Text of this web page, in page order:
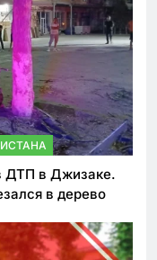
ДТП в Джизаке.
в дерево